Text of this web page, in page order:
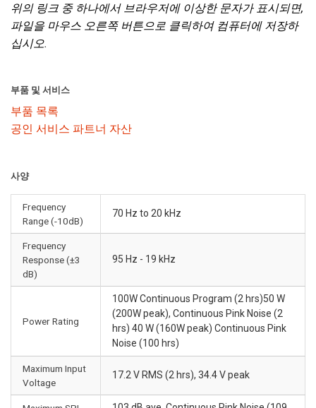
위의 링크 중 하나에서 브라우저에 이상한 문자가 표시되면,
파일을 마우스 오른쪽 버튼으로 클릭하여 컴퓨터에 저장하
십시오.
부품 및 서비스
부품 목록
공인 서비스 파트너 자산
사양
Frequency
Range (-10dB)
70 Hz to 20 kHz
Frequency
Response (±3
dB)
95 Hz - 19 kHz
Power Rating
100W Continuous Program (2 hrs)50 W
(200W peak), Continuous Pink Noise (2
hrs) 40 W (160W peak) Continuous Pink
Noise (100 hrs)
Maximum Input
Voltage
17.2 V RMS (2 hrs), 34.4 V peak